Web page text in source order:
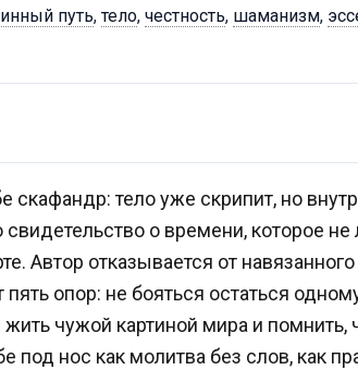
путь, тело, честность, шаманизм,
скафандр: тело уже скрипит, но
о времени, которое не
Автор отказывается от
опор: не бояться остаться
чужой картиной мира и помнить,
нос как молитва без слов, как